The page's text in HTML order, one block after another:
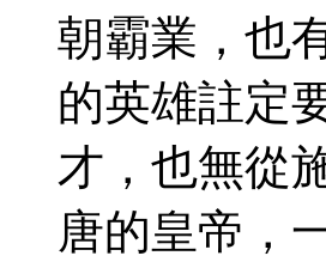
朝霸業，也
的英雄註定
才，也無從
唐的皇帝，